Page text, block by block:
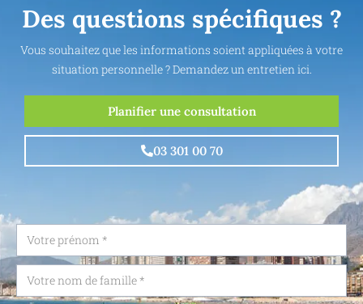
Des questions spécifiques ?
Vous souhaitez que les informations soient appliquées à votre
situation personnelle ? Demandez un entretien ici.
Planifier une consultation
03 301 00 70